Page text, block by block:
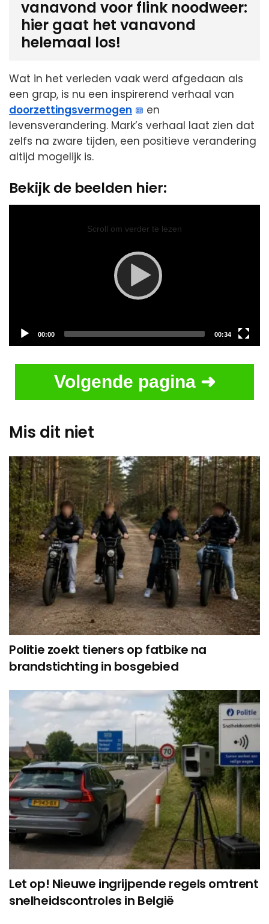
vanavond voor flink noodweer:
hier gaat het vanavond
helemaal los!
Wat in het verleden vaak werd afgedaan als
een grap, is nu een inspirerend verhaal van
doorzettingsvermogen
en
levensverandering. Mark’s verhaal laat zien dat
zelfs na zware tijden, een positieve verandering
altijd mogelijk is.
Bekijk de beelden hier:
Scroll om verder te lezen
Current
00:00
Total
duration
00:34
Volgende pagina ➜
Mis dit niet
Politie zoekt tieners op fatbike na
brandstichting in bosgebied
Let op! Nieuwe ingrijpende regels omtrent
snelheidscontroles in België